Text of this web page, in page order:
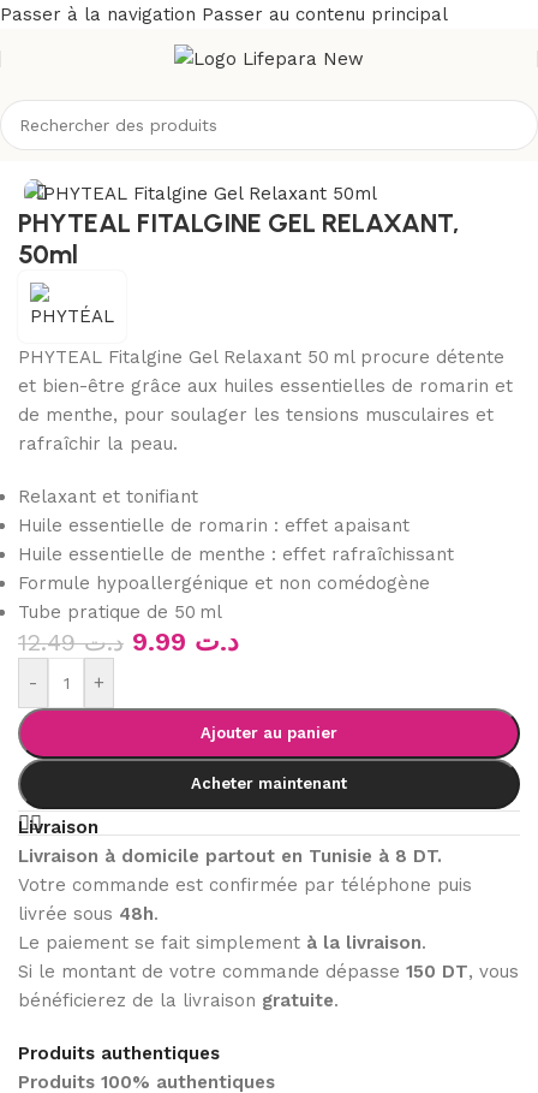
Passer à la navigation Passer au contenu principal
Accueil/Boutique/Corps/Articulations
PHYTEAL FITALGINE GEL RELAXANT,
50ml
PHYTEAL Fitalgine Gel Relaxant 50 ml procure détente
et bien-être grâce aux huiles essentielles de romarin et
de menthe, pour soulager les tensions musculaires et
rafraîchir la peau.
Relaxant et tonifiant
Huile essentielle de romarin : effet apaisant
Huile essentielle de menthe : effet rafraîchissant
Formule hypoallergénique et non comédogène
Tube pratique de 50 ml
د.ت12.49 د.ت
- +
Ajouter au panier
Acheter maintenant
Livraison
Livraison à domicile partout en Tunisie à 8 DT.
Votre commande est confirmée par téléphone puis
livrée sous 48h.
Le paiement se fait simplement à la livraison.
Si le montant de votre commande dépasse 150 DT, vous
bénéficierez de la livraison gratuite.
Produits authentiques
Produits 100% authentiques